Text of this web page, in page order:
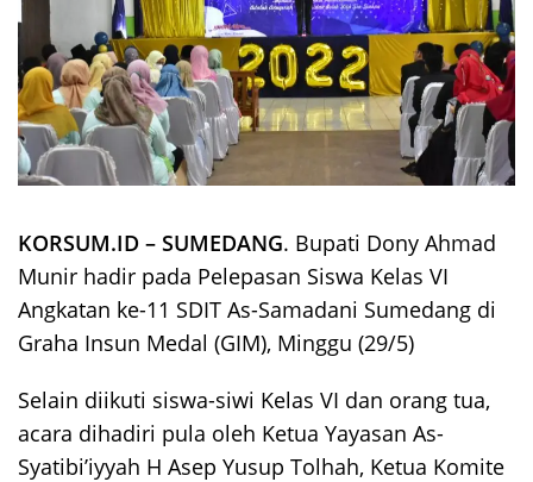
KORSUM.ID – SUMEDANG. Bupati Dony Ahmad
Munir hadir pada Pelepasan Siswa Kelas VI
Angkatan ke-11 SDIT As-Samadani Sumedang di
Graha Insun Medal (GIM), Minggu (29/5)
Selain diikuti siswa-siwi Kelas VI dan orang tua,
acara dihadiri pula oleh Ketua Yayasan As-
Syatibi’iyyah H Asep Yusup Tolhah, Ketua Komite